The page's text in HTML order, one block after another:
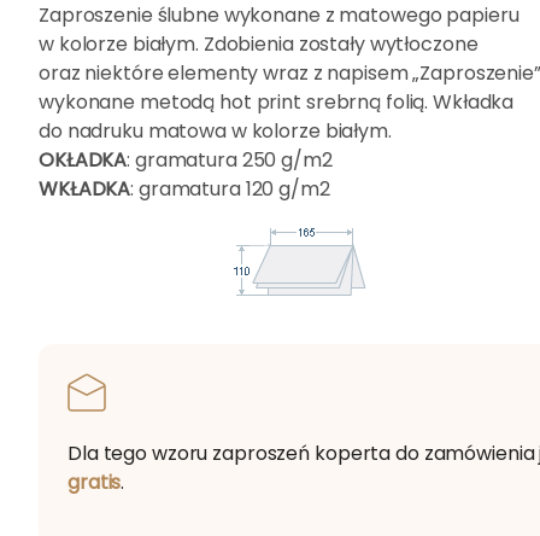
Zaproszenie ślubne wykonane z matowego papieru
w kolorze białym. Zdobienia zostały wytłoczone
oraz niektóre elementy wraz z napisem „Zaproszenie”
wykonane metodą hot print srebrną folią. Wkładka
do nadruku matowa w kolorze białym.
OKŁADKA: gramatura 250 g/m2
WKŁADKA: gramatura 120 g/m2
Dla tego wzoru zaproszeń koperta do zamówienia
gratis.